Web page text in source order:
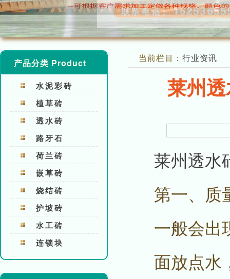
产品分类 Product
水泥彩砖
植草砖
透水砖
路牙石
荷兰砖
嵌草砖
烧结砖
护坡砖
水工砖
连锁块
当前栏目： 行业资讯
莱州
莱州透水
第一、质
一般会出
面放点水